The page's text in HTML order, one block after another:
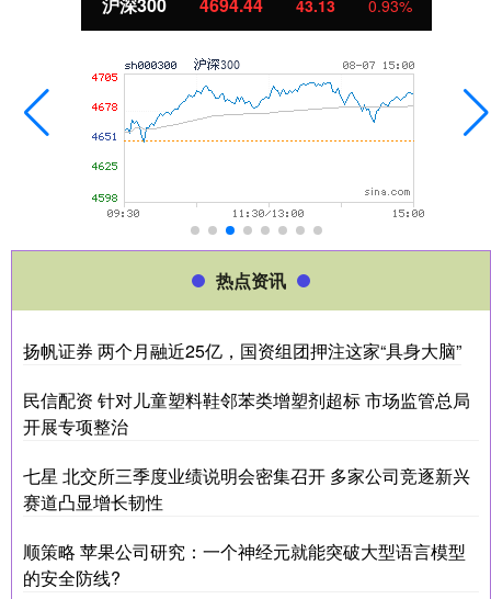
43.13 0.93%
热点资讯
扬帆证券 两个月融近25亿，国资组团押注这家“具身大脑”
民信配资 针对儿童塑料鞋邻苯类增塑剂超标 市场监管总局
开展专项整治
七星 北交所三季度业绩说明会密集召开 多家公司竞逐新兴
赛道凸显增长韧性
顺策略 苹果公司研究：一个神经元就能突破大型语言模型
的安全防线?